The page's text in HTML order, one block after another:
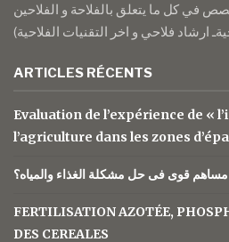
في كل ما يتعلق بالفلاحة و الفلاحين
ارشاد فلاحي و اخر التقنيات الفلاحية)
ARTICLES RÉCENTS
Evaluation de l’expérience de «
l’agriculture dans les zones
مساهم قوى فى حل مشكلة الغذاء والمياه؟
FERTILISATION AZOTÉE,
DES CEREALES